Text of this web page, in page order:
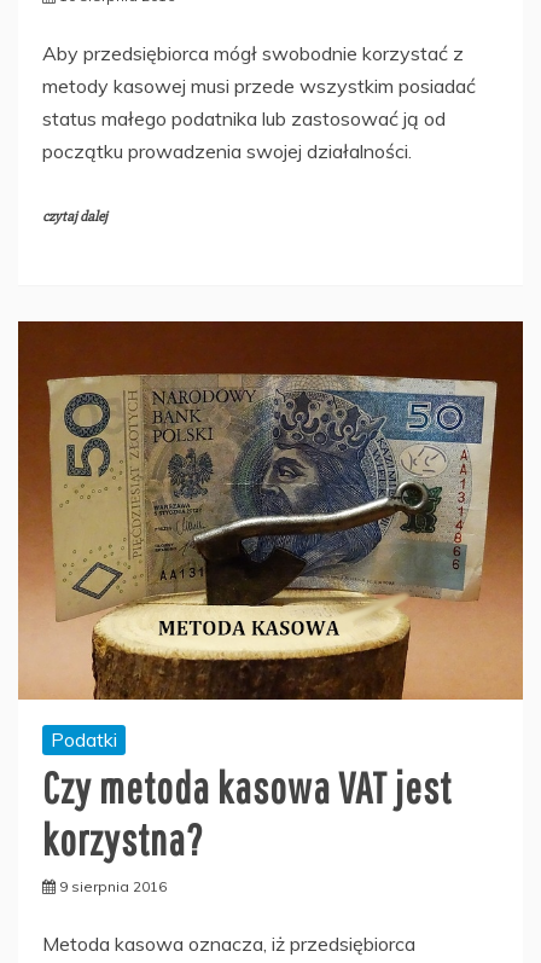
Aby przedsiębiorca mógł swobodnie korzystać z
metody kasowej musi przede wszystkim posiadać
status małego podatnika lub zastosować ją od
początku prowadzenia swojej działalności.
czytaj dalej
Podatki
Czy metoda kasowa VAT jest
korzystna?
9 sierpnia 2016
Metoda kasowa oznacza, iż przedsiębiorca